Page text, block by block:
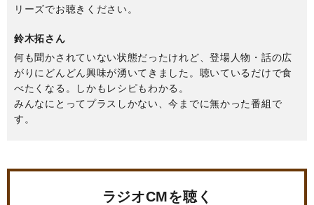
リーズでお聴きください。
鈴木拓さん
何も聞かされていない状態だったけれど、登場人物・話の広
がりにどんどん興味が湧いてきました。聴いているだけで食
べたくなる。しかもレシピもわかる。
みんなにとってプラスしかない、今までに無かった番組で
す。
ラジオCMを聴く